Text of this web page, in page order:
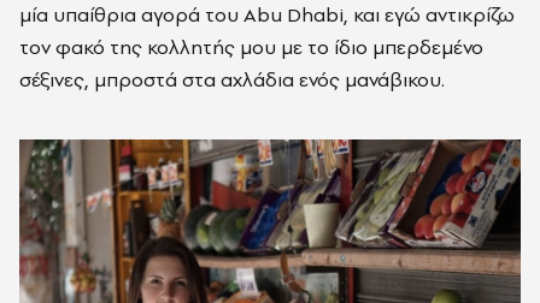
μία υπαίθρια αγορά του Abu Dhabi, και εγώ αντικρίζω
τον φακό της κολλητής μου με το ίδιο μπερδεμένο
σέξινες, μπροστά στα αχλάδια ενός μανάβικου.